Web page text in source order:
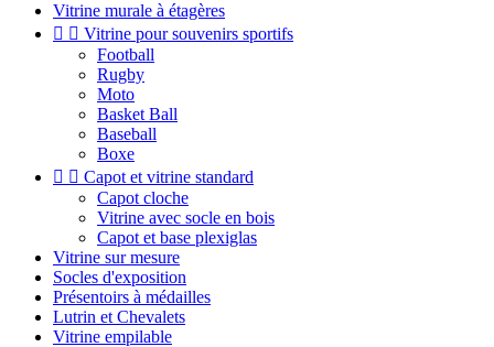
Vitrine murale à étagères
  Vitrine pour souvenirs sportifs
Football
Rugby
Moto
Basket Ball
Baseball
Boxe
  Capot et vitrine standard
Capot cloche
Vitrine avec socle en bois
Capot et base plexiglas
Vitrine sur mesure
Socles d'exposition
Présentoirs à médailles
Lutrin et Chevalets
Vitrine empilable